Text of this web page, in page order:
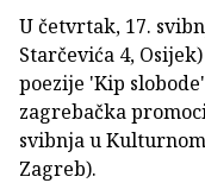
U četvrtak, 17.
Starčevića 4,
poezije 'Kip
zagrebačka
svibnja u
Zagreb).